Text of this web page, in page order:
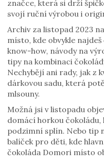
značce, která si drží
svojí ruční výrobou i
Archiv za listopad 2023
místo, kde obvykle
know-how, návody na
tipy na kombinaci
Nechybějí ani rady, jak z
dárkovou sadu, která
mlsouny.
Možná jsi v listopadu
domácí horkou
podzimní splín. Nebo tip
balíček pro děti, kde
čokoláda Domori místo